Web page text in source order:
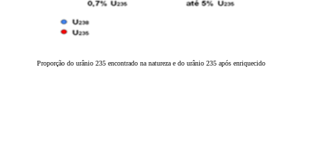
Proporção do urânio 235 encontrado na natureza e do urânio 235 após enriquecido